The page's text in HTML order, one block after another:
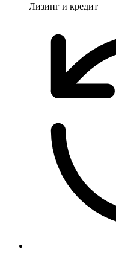
Лизинг и кредит